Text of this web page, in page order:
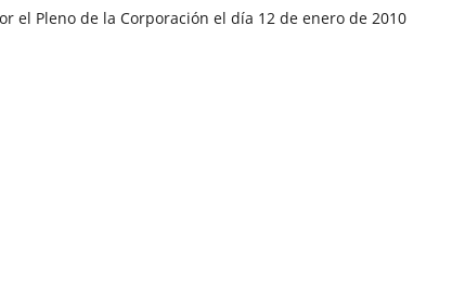
el Pleno de la Corporación el día 12 de enero de 2010